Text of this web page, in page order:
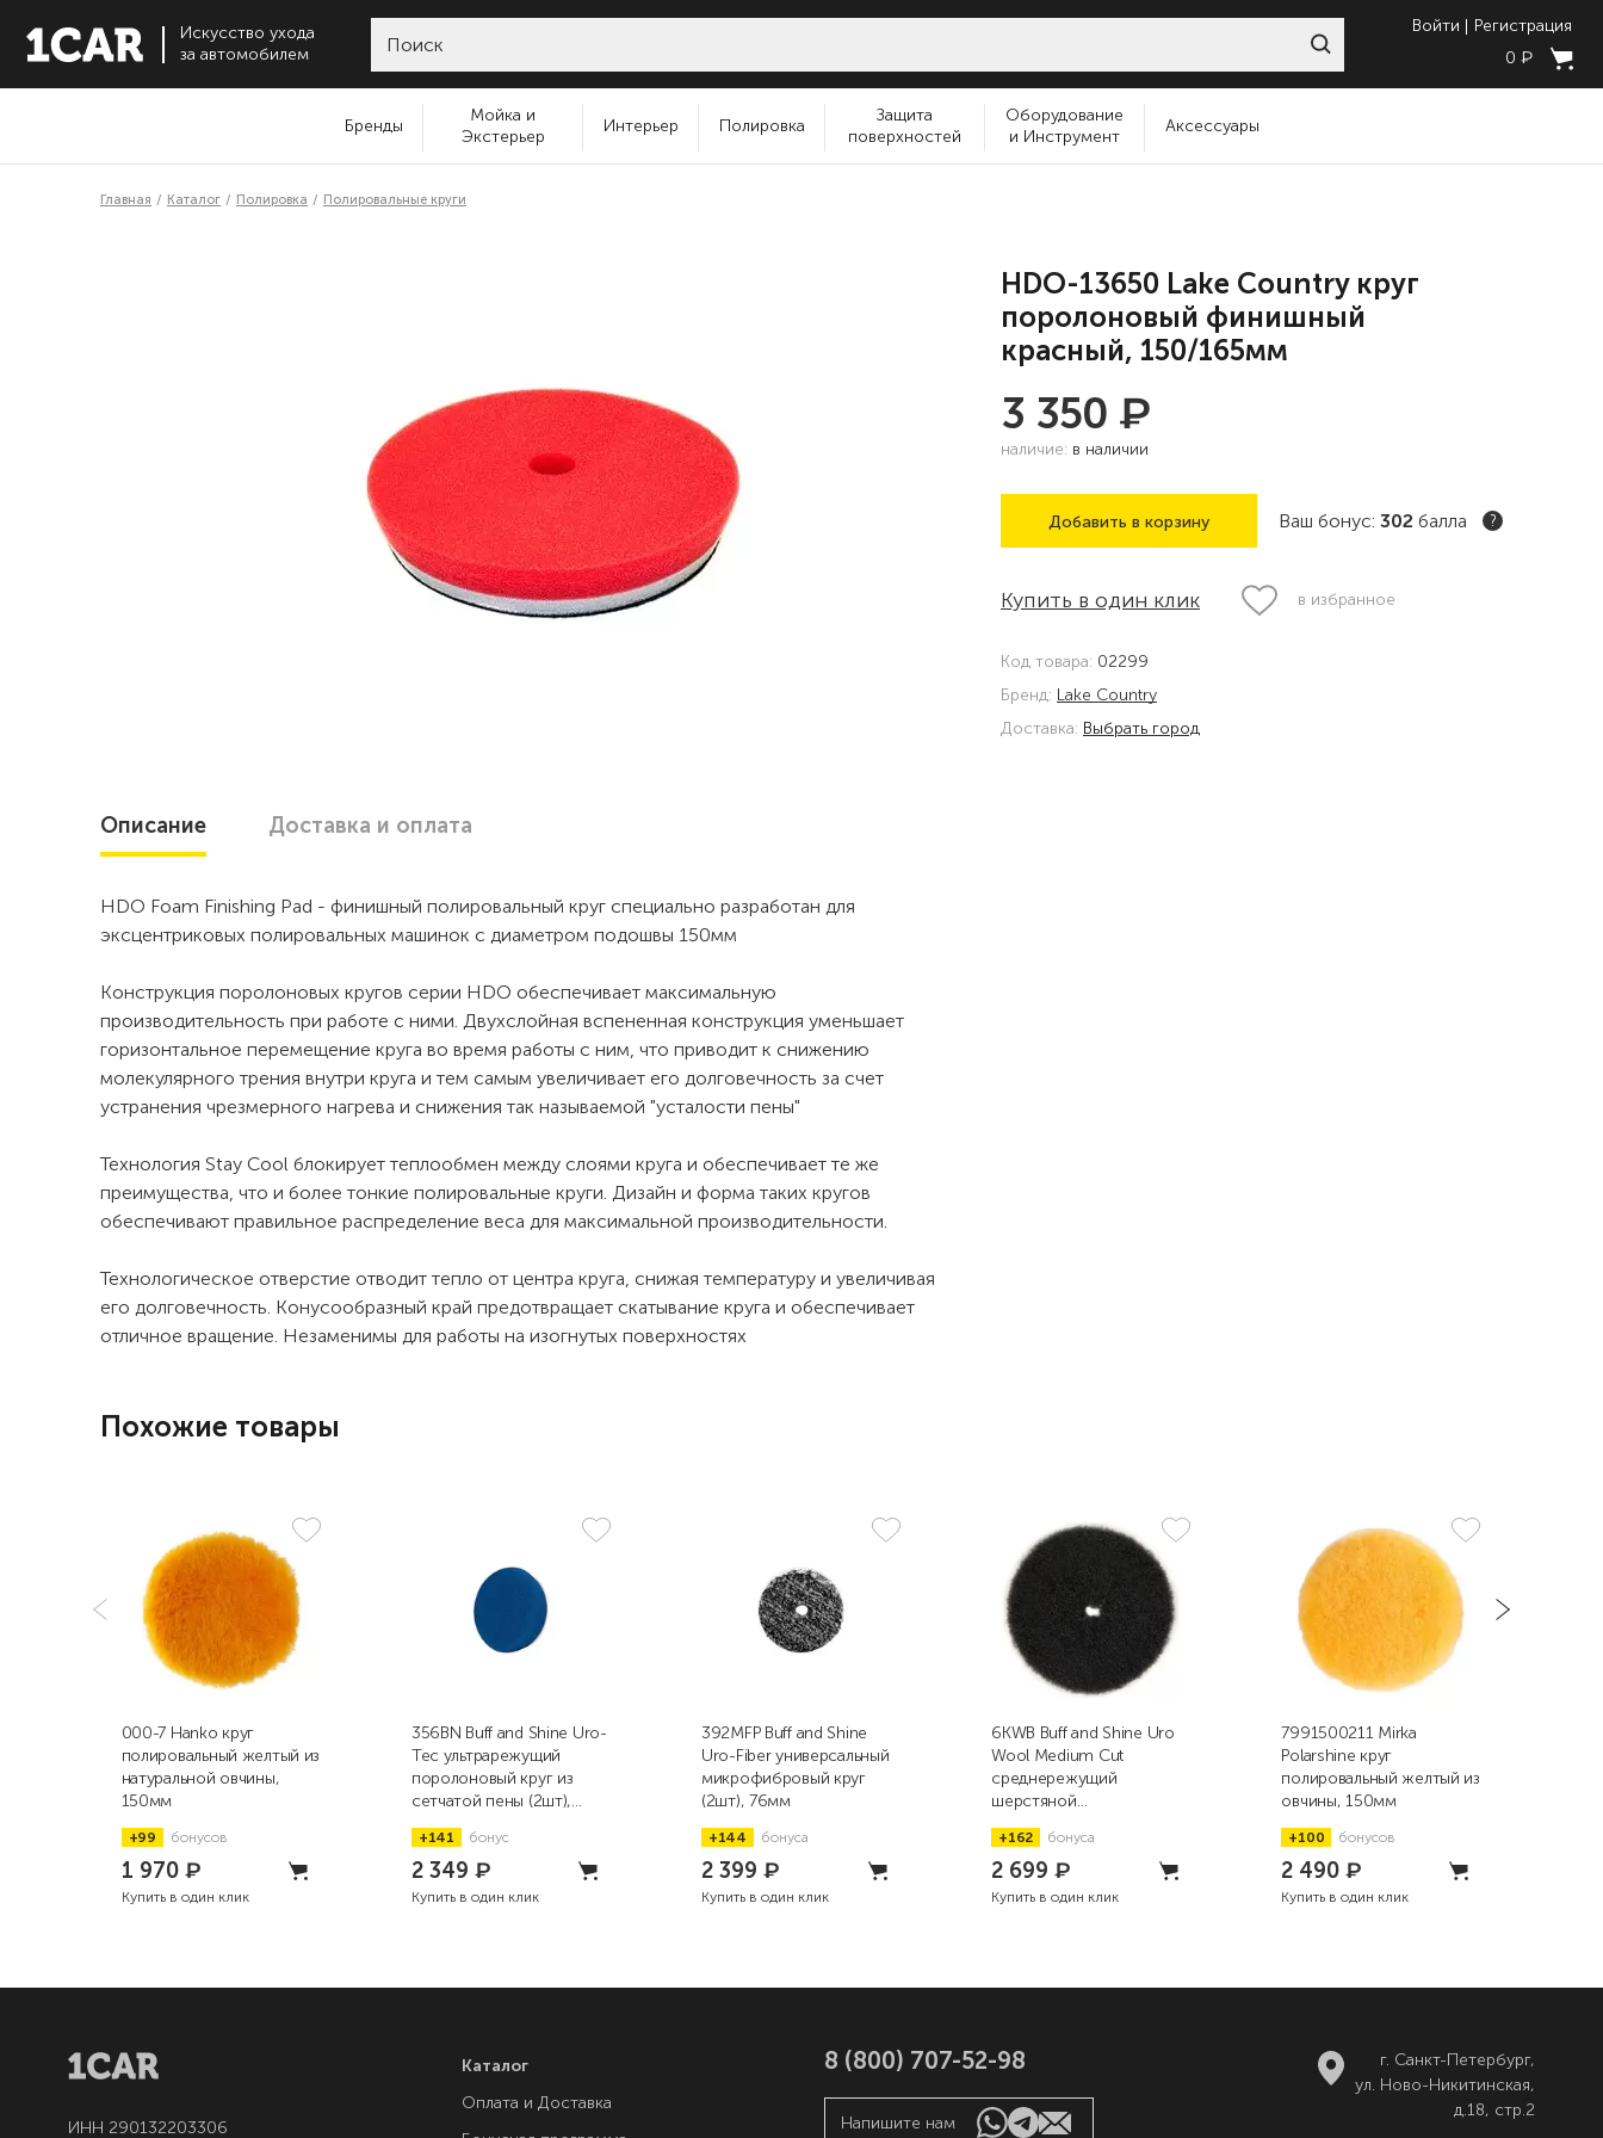
Искусство ухода
за автомобилем
Войти
Регистрация
0 ₽
Бренды
Мойка и
Экстерьер
Интерьер Полировка
Защита
поверхностей
Оборудование
и Инструмент
Аксессуары
Главная Каталог Полировка Полировальные круги
HDO-13650 Lake Country круг
поролоновый финишный
красный, 150/165мм
3 350 ₽
наличие: в наличии
Добавить в корзину Ваш бонус: 302 балла ?
Купить в один клик в избранное
Код товара: 02299
Бренд: Lake Country
Доставка: Выбрать город
Описание Доставка и оплата
HDO Foam Finishing Pad - финишный полировальный круг специально разработан для
эксцентриковых полировальных машинок с диаметром подошвы 150мм
Конструкция поролоновых кругов серии HDO обеспечивает максимальную
производительность при работе с ними. Двухслойная вспененная конструкция уменьшает
горизонтальное перемещение круга во время работы с ним, что приводит к снижению
молекулярного трения внутри круга и тем самым увеличивает его долговечность за счет
устранения чрезмерного нагрева и снижения так называемой "усталости пены"
Технология Stay Cool блокирует теплообмен между слоями круга и обеспечивает те же
преимущества, что и более тонкие полировальные круги. Дизайн и форма таких кругов
обеспечивают правильное распределение веса для максимальной производительности.
Технологическое отверстие отводит тепло от центра круга, снижая температуру и увеличивая
его долговечность. Конусообразный край предотвращает скатывание круга и обеспечивает
отличное вращение. Незаменимы для работы на изогнутых поверхностях
Похожие товары
000-7 Hanko круг
полировальный желтый из
натуральной овчины,
150мм
+99 бонусов
1 970 ₽
Купить в один клик
356BN Buff and Shine Uro-
Tec ультрарежущий
поролоновый круг из
сетчатой пены (2шт),
76мм
+141 бонус
2 349 ₽
Купить в один клик
392MFP Buff and Shine
Uro-Fiber универсальный
микрофибровый круг
(2шт), 76мм
+144 бонуса
2 399 ₽
Купить в один клик
6KWB Buff and Shine Uro
Wool Medium Cut
среднережущий
шерстяной
коротковорсный круг,
152мм
+162 бонуса
2 699₽
Купить в один клик
7991500211 Mirka
Polarshine круг
полировальный желтый из
овчины, 150мм
+100 бонусов
2 490₽
Купить в один клик
ИНН 290132203306
Каталог
Оплата и Доставка
8 (800) 707-52-98
Напишите нам
г. Санкт-Петербург,
ул. Ново-Никитинская,
д.18, стр.2